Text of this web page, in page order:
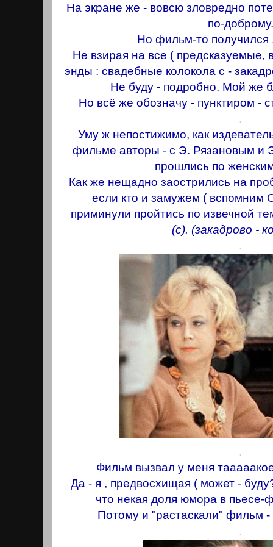
На экране же - вовсю зловредно
по-доброму.
Но фильм-то
Не взирая на все ( предсказуемые,
энды : свадебные колокола с -
Не буду - подробно. Мой же
Но всё же обозначу - пунктиром -
.
Уму ж непостижимо, как
фильме авторы - с Э. Рязановым и
прошлись по
Как же нещадно заострились на
если кто и замужем ( вспомним
приминули пройтись по извечной
(с). (закадрово -
.
.
Фильм вызвал у меня
Да - я , предвосхищая ( может -
что некая доля юмора в пьесе-
Потому и "растаскали" фильм
.